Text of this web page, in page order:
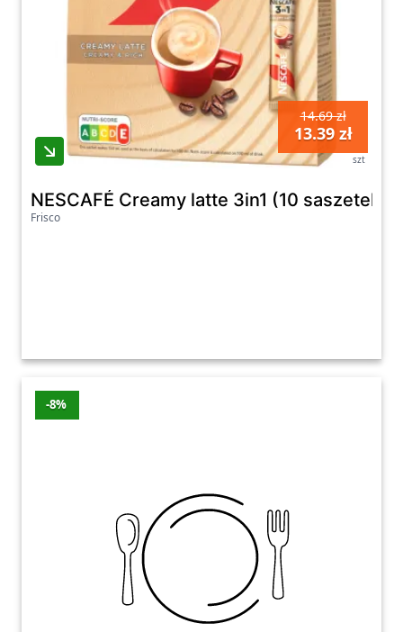
14.69 zł
13.39 zł
szt
NESCAFÉ Creamy latte 3in1 (10 saszetek)
Frisco
-8%